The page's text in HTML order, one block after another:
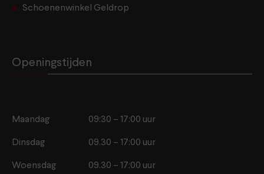
Schoenenwinkel Geldrop
Openingstijden
Maandag 09:30 – 17:00 uur
Dinsdag 09.30 – 17:00 uur
Woensdag 09.30 – 17:00 uur